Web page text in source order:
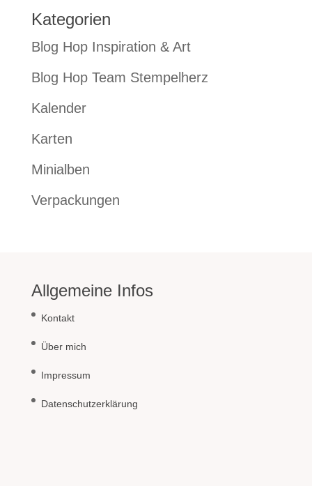
Kategorien
Blog Hop Inspiration & Art
Blog Hop Team Stempelherz
Kalender
Karten
Minialben
Verpackungen
Allgemeine Infos
Kontakt
Über mich
Impressum
Datenschutzerklärung